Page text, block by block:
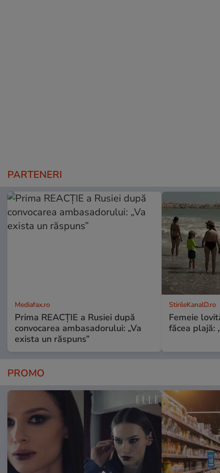
PARTENERI
Mediafax.ro
Prima REACȚIE a Rusiei după
convocarea ambasadorului: „Va
exista un răspuns”
StirileKanalD.ro
Femeie
făcea plajă:
PROMO